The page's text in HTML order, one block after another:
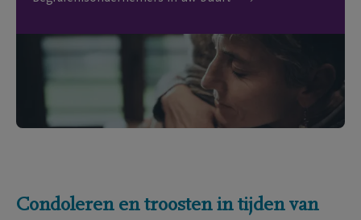
Condoleren en troosten in tijden van